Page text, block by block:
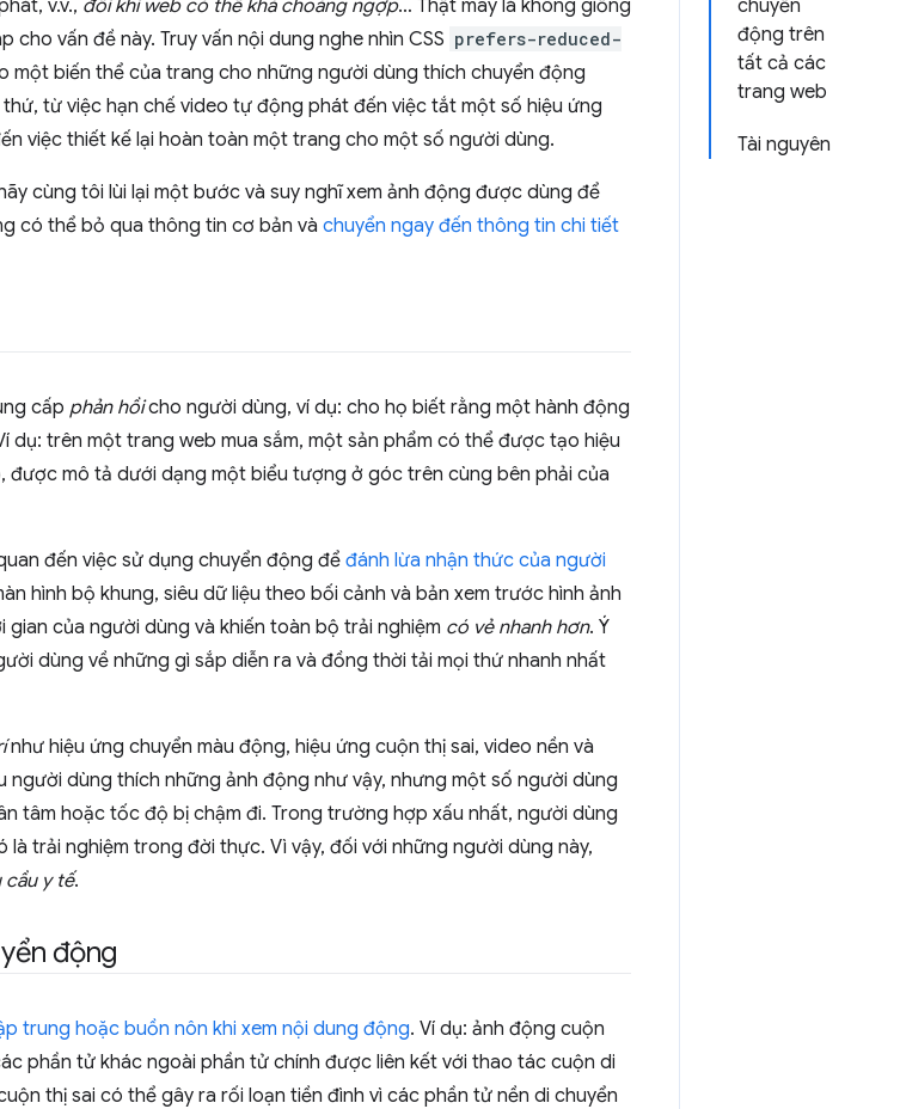
chuyển
động trên
tất cả các
trang web
Tài nguyên
v.v., đôi khi web có thể khá choáng ngợp… Thật may là không giống
vấn đề này. Truy vấn nội dung nghe nhìn CSS prefers-reduced-
một biến thể của trang cho những người dùng thích chuyển động
từ việc hạn chế video tự động phát đến việc tắt một số hiệu ứng
việc thiết kế lại hoàn toàn một trang cho một số người dùng.
cùng tôi lùi lại một bước và suy nghĩ xem ảnh động được dùng để
có thể bỏ qua thông tin cơ bản và chuyển ngay đến thông tin chi tiết
cấp phản hồicho người dùng, ví dụ: cho họ biết rằng một hành động
dụ: trên một trang web mua sắm, một sản phẩm có thể được tạo hiệu
được mô tả dưới dạng một biểu tượng ở góc trên cùng bên phải của
đến việc sử dụng chuyển động để đánh lừa nhận thức của người
hình bộ khung, siêu dữ liệu theo bối cảnh và bản xem trước hình ảnh
của người dùng và khiến toàn bộ trải nghiệm có vẻ nhanh hơn. Ý
dùng về những gì sắp diễn ra và đồng thời tải mọi thứ nhanh nhất
như hiệu ứng chuyển màu động, hiệu ứng cuộn thị sai, video nền và
người dùng thích những ảnh động như vậy, nhưng một số người dùng
tâm hoặc tốc độ bị chậm đi. Trong trường hợp xấu nhất, người dùng
là trải nghiệm trong đời thực. Vì vậy, đối với những người dùng này,
cầu y tế.
động
trung hoặc buồn nôn khi xem nội dung động. Ví dụ: ảnh động cuộn
phần tử khác ngoài phần tử chính được liên kết với thao tác cuộn di
thị sai có thể gây ra rối loạn tiền đình vì các phần tử nền di chuyển